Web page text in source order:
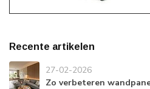
Recente artikelen
27-02-2026
Zo verbeteren